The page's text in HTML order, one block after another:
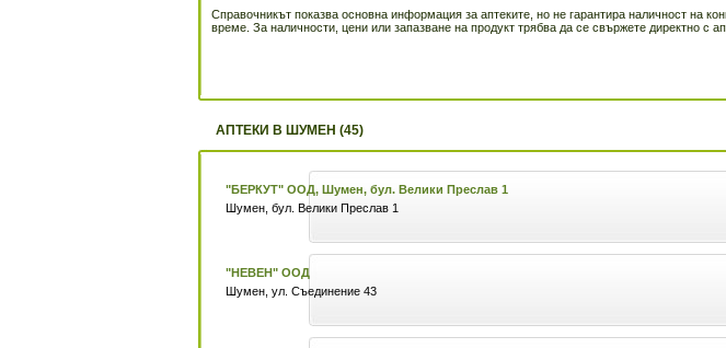
Справочникът показва основна информация за аптеките, но не гарантира наличност на
време. За наличности, цени или запазване на продукт трябва да се свържете директно с
АПТЕКИ В ШУМЕН (45)
"БЕРКУТ" ООД, Шумен, бул. Велики Преслав 1
Шумен, бул. Велики Преслав 1
"НЕВЕН" ООД
Шумен, ул. Съединение 43